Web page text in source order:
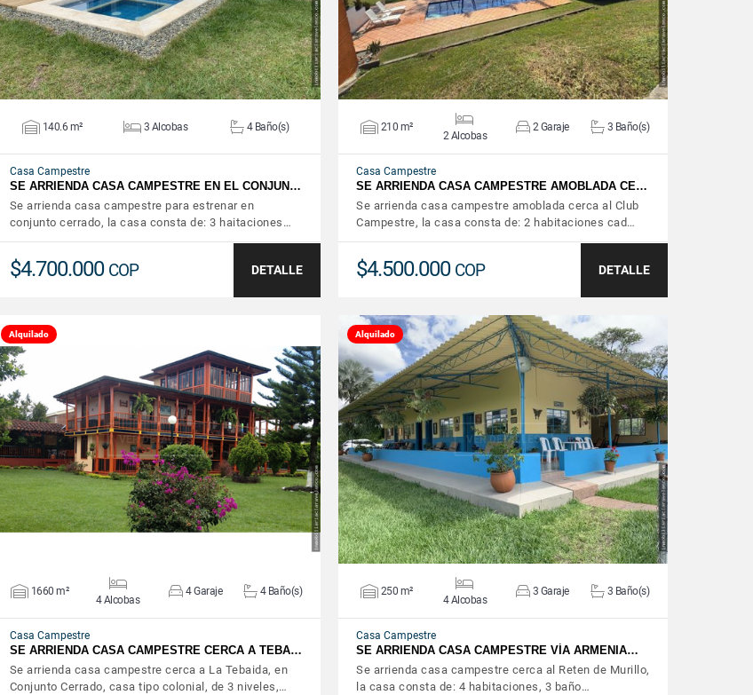
140.6 m² 3 Alcobas 4 Baño(s)
Casa Campestre
SE ARRIENDA CASA CAMPESTRE EN EL CONJUN…
Se arrienda casa campestre para estrenar en
conjunto cerrado, la casa consta de: 3 haitaciones…
$4.700.000 COP DETALLE
210 m²
2 Alcobas
2 Garaje 3 Baño(s)
Casa Campestre
SE ARRIENDA CASA CAMPESTRE AMOBLADA CE…
Se arrienda casa campestre amoblada cerca al Club
Campestre, la casa consta de: 2 habitaciones cad…
$4.500.000 COP DETALLE
Alquilado
VER DETALLES
1660 m²
4 Alcobas
4 Garaje 4 Baño(s)
Casa Campestre
SE ARRIENDA CASA CAMPESTRE CERCA A TEBA…
Se arrienda casa campestre cerca a La Tebaida, en
Conjunto Cerrado, casa tipo colonial, de 3 niveles,…
Alquilado
VER DETALLES
250 m²
4 Alcobas
3 Garaje 3 Baño(s)
Casa Campestre
SE ARRIENDA CASA CAMPESTRE VÍA ARMENIA…
Se arrienda casa campestre cerca al Reten de Murillo,
la casa consta de: 4 habitaciones, 3 baño…